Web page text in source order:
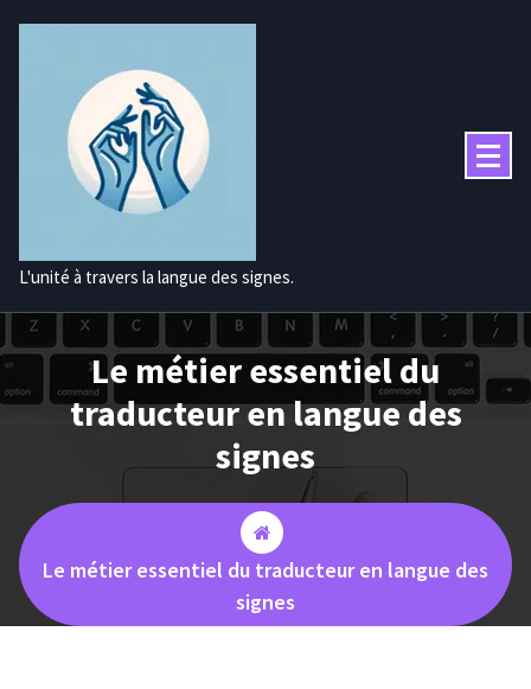
L'unité à travers la langue des signes.
Le métier essentiel du
traducteur en langue des
signes
Le métier essentiel du traducteur en langue des
signes